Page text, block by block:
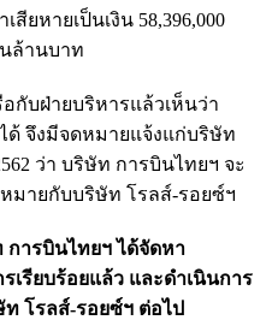
ยหายเป็นเงิน 58,396,000
ล้านบาท
กับฝ่ายบริหารแล้วเห็นว่า
ด้ จึงมีจดหมายแจ้งแก่บริษัท
ว่า บริษัท การบินไทยฯ จะ
มายกับบริษัท โรลส์-รอยซ์ฯ
ารบินไทยฯ ได้จัดหา
รียบร้อยแล้ว และดำเนินการ
ท โรลส์-รอยซ์ฯ ต่อไป